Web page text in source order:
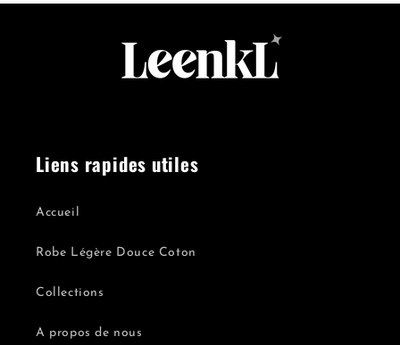
Liens rapides utiles
Accueil
Robe Légère Douce Coton
Collections
A propos de nous